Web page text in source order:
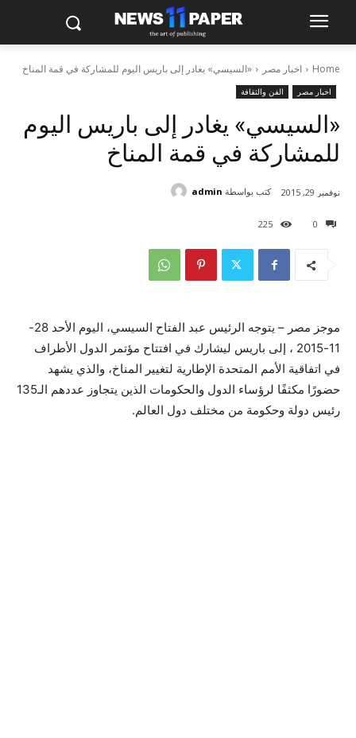
Home اخبار مصر «السيسي» يغادر إلى باريس اليوم للمشاركة في قمة المناخ
اخبار مصر الفن والثقافة
«السيسي» يغادر إلى باريس اليوم
للمشاركة في قمة المناخ
0
225
نوفمبر 29, 2015 كتب بواسطة admin
موجز مصر – يتوجه الرئيس عبد الفتاح السيسي، اليوم الأحد 28-
11-2015 ، إلى باريس ليشارك في افتتاح مؤتمر الدول الأطراف
في اتفاقية الأمم المتحدة الإطارية لتغيير المناخ، والذي يشهد
حضورًا مكثفًا لرؤساء الدول والحكومات الذين يتجاوز عددهم الـ135
رئيس دولة وحكومة من مختلف دول العالم.